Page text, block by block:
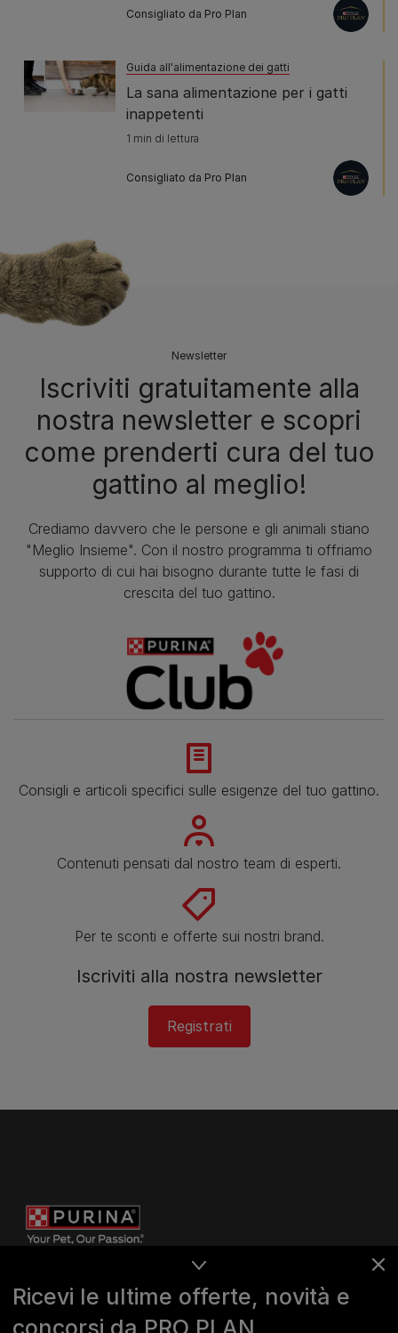
Consigliato da Pro Plan
Guida all'alimentazione dei gatti
La sana alimentazione per i gatti
inappetenti
1 min di lettura
Consigliato da Pro Plan
Newsletter
Iscriviti gratuitamente alla
nostra newsletter e scopri
come prenderti cura del tuo
gattino al meglio!
Crediamo davvero che le persone e gli animali stiano
"Meglio Insieme". Con il nostro programma ti offriamo
supporto di cui hai bisogno durante tutte le fasi di
crescita del tuo gattino.
Consigli e articoli specifici sulle esigenze del tuo gattino.
Contenuti pensati dal nostro team di esperti.
Per te sconti e offerte sui nostri brand.
Iscriviti alla nostra newsletter
Registrati
Ricevi le ultime offerte, novità e